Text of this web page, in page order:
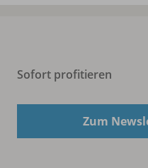
Sofort profitieren
Zum